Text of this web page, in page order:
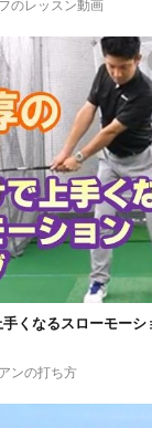
のレッスン動画
くなるスローモー
ンの打ち方